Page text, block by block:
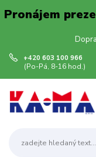
Pronájem
+420 603 100 966
(Po-Pá, 8-16 hod.)